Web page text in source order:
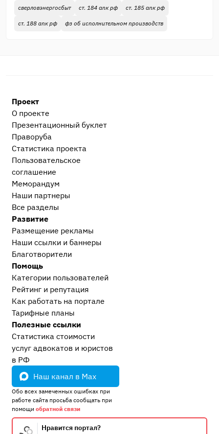
сверловэнергосбыт ст. 184 апк рф ст. 185 апк рф
ст. 188 апк рф фз об исполнительном производств
Проект
О проекте
Презентационный букл​ет
Праворуба
Статистика проекта
Пользовательское
соглашение
Меморандум
Наши партнеры
Все разделы
Развитие
Размещение рекламы
Наши ссылки и баннеры
Благотворители
Помощь
Категории пользователей
Рейтинг и репутация
Как работать на портале
Тарифные планы
Полезные ссылки
Статистика стоимости
услуг адвокатов и юристов
в РФ
Наш канал в Max
Обо всех замеченных ошибках при
работе сайта просьба сообщать при
помощи обратной связи
Нравится портал?